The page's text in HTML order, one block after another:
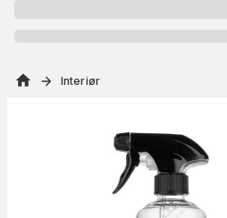
Interiør